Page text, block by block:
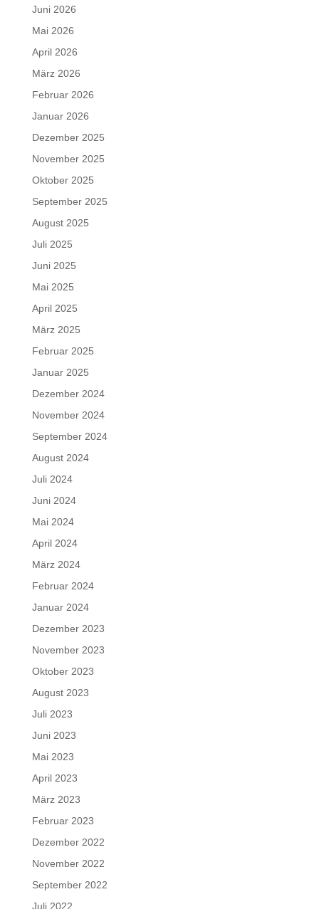
Juni 2026
Mai 2026
April 2026
März 2026
Februar 2026
Januar 2026
Dezember 2025
November 2025
Oktober 2025
September 2025
August 2025
Juli 2025
Juni 2025
Mai 2025
April 2025
März 2025
Februar 2025
Januar 2025
Dezember 2024
November 2024
September 2024
August 2024
Juli 2024
Juni 2024
Mai 2024
April 2024
März 2024
Februar 2024
Januar 2024
Dezember 2023
November 2023
Oktober 2023
August 2023
Juli 2023
Juni 2023
Mai 2023
April 2023
März 2023
Februar 2023
Dezember 2022
November 2022
September 2022
Juli 2022